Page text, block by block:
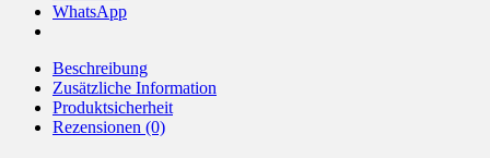
WhatsApp
Beschreibung
Zusätzliche Information
Produktsicherheit
Rezensionen (0)